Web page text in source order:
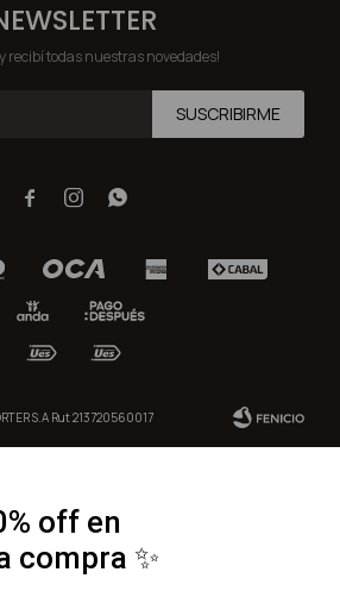
recibí todas nuestras novedades!
SUSCRIBIRME
  
S.A Rut 213720560017
off en
compra ✨